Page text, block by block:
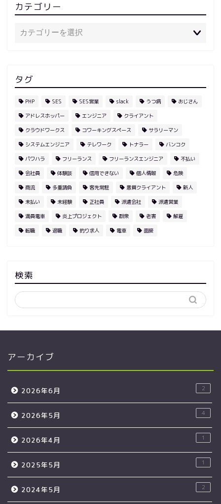
カテゴリー
タグ
PHP SES SES営業 slack うつ病 おじさん
アドレスホッパー エンジニア クライアント
クラウドワークス コワーキングスペース サラリーマン
システムエンジニア テレワーク トナラー バンコク
パワハラ フリーランス フリーランスエンジニア 不払い
会社員 体験談 信用できない 個人情報 危険
商流 多重請負 客先常駐 悪質クライアント 新人
未払い 未経験 正社員 派遣会社 派遣営業
満員電車 炎上プロジェクト 群衆 老害 解雇
転職 退職 釣り求人 電車 面接
検索
アーカイブ
2026年6月 2
2026年5月 4
2026年4月 1
2025年5月 1
2024年5月 2